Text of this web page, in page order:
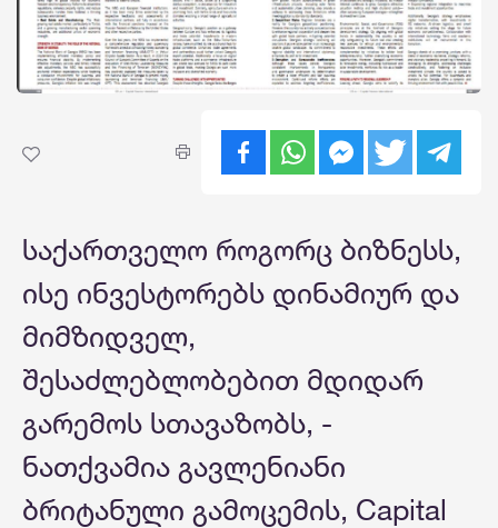
საქართველო როგორც ბიზნესს,
ისე ინვესტორებს დინამიურ და
მიმზიდველ,
შესაძლებლობებით მდიდარ
გარემოს სთავაზობს, -
ნათქვამია გავლენიანი
ბრიტანული გამოცემის, Capital